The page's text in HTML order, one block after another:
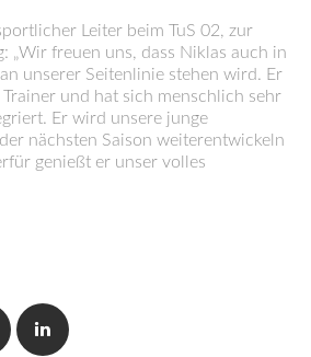
Leiter beim TuS 02, zur
„Wir freuen uns, dass Niklas auch in
unserer Seitenlinie stehen wird. Er
und hat sich menschlich sehr
Er wird unsere junge
nächsten Saison weiterentwickeln
genießt er unser volles
LinkedIn